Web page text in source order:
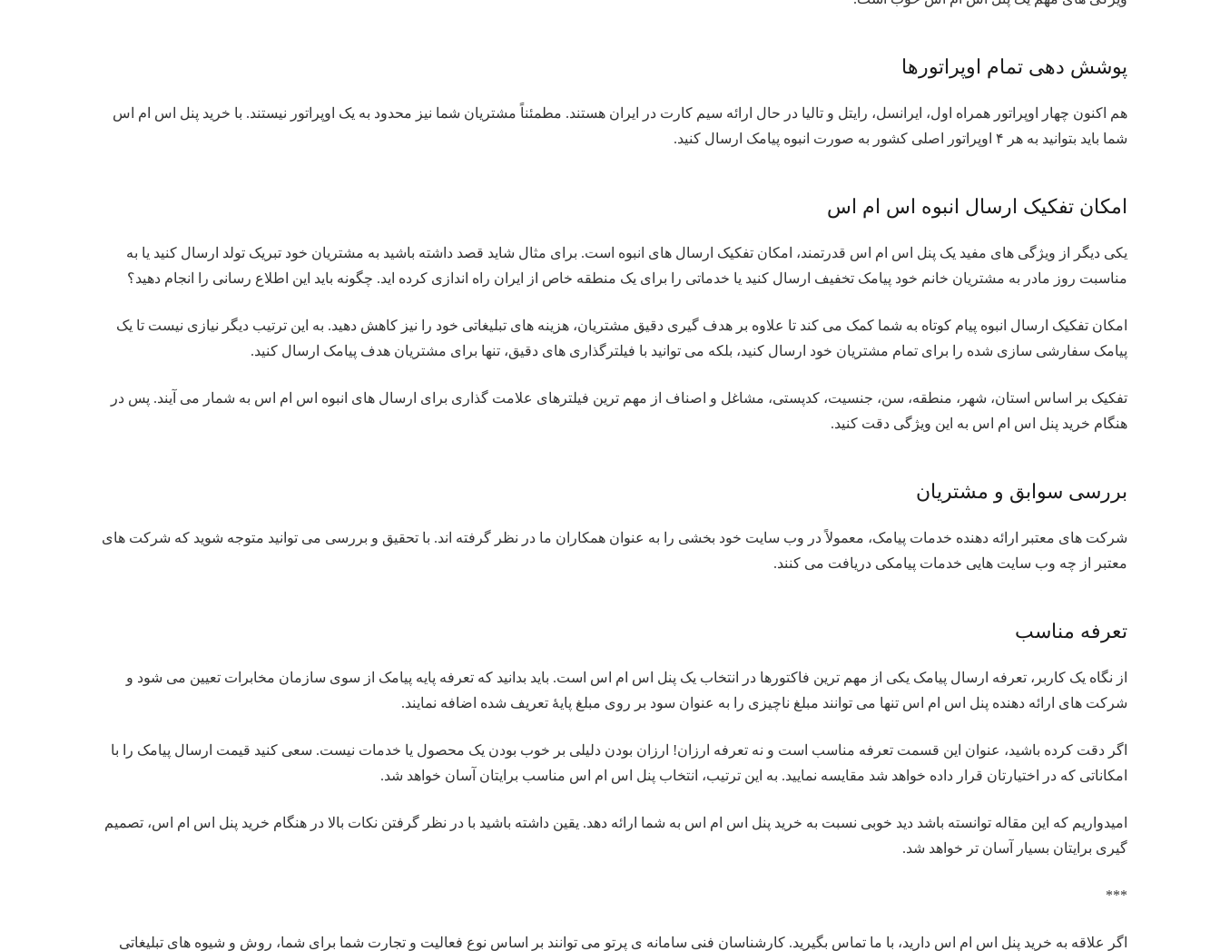
پوشش دهی تمام اوپراتورها
هم اکنون چهار اوپراتور همراه اول، ایرانسل، رایتل و تالیا در حال ارائه سیم کارت در ایران هستند. مطمئناً مشتریان شما نیز محدود به یک اوپراتور نیستند. با خرید پنل اس ام اس
شما باید بتوانید به هر ۴ اوپراتور اصلی کشور به صورت انبوه پیامک ارسال کنید.
امکان تفکیک ارسال انبوه اس ام اس
یکی دیگر از ویژگی های مفید یک پنل اس ام اس قدرتمند، امکان تفکیک ارسال های انبوه است. برای مثال شاید قصد داشته باشید به مشتریان خود تبریک تولد ارسال کنید یا به
مناسبت روز مادر به مشتریان خانم خود پیامک تخفیف ارسال کنید یا خدماتی را برای یک منطقه خاص از ایران راه اندازی کرده اید. چگونه باید این اطلاع رسانی را انجام دهید؟
امکان تفکیک ارسال انبوه پیام کوتاه به شما کمک می کند تا علاوه بر هدف گیری دقیق مشتریان، هزینه های تبلیغاتی خود را نیز کاهش دهید. به این ترتیب دیگر نیازی نیست تا یک
پیامک سفارشی سازی شده را برای تمام مشتریان خود ارسال کنید، بلکه می توانید با فیلترگذاری های دقیق، تنها برای مشتریان هدف پیامک ارسال کنید.
تفکیک بر اساس استان، شهر، منطقه، سن، جنسیت، کدپستی، مشاغل و اصناف از مهم ترین فیلترهای علامت گذاری برای ارسال های انبوه اس ام اس به شمار می آیند. پس در
هنگام خرید پنل اس ام اس به این ویژگی دقت کنید.
بررسی سوابق و مشتریان
شرکت های معتبر ارائه دهنده خدمات پیامک، معمولاً در وب سایت خود بخشی را به عنوان همکاران ما در نظر گرفته اند. با تحقیق و بررسی می توانید متوجه شوید که شرکت های
معتبر از چه وب سایت هایی خدمات پیامکی دریافت می کنند.
تعرفه مناسب
از نگاه یک کاربر، تعرفه ارسال پیامک یکی از مهم ترین فاکتورها در انتخاب یک پنل اس ام اس است. باید بدانید که تعرفه پایه پیامک از سوی سازمان مخابرات تعیین می شود و
شرکت های ارائه دهنده پنل اس ام اس تنها می توانند مبلغ ناچیزی را به عنوان سود بر روی مبلغ پایۀ تعریف شده اضافه نمایند.
اگر دقت کرده باشید، عنوان این قسمت تعرفه مناسب است و نه تعرفه ارزان! ارزان بودن دلیلی بر خوب بودن یک محصول یا خدمات نیست. سعی کنید قیمت ارسال پیامک را با
امکاناتی که در اختیارتان قرار داده خواهد شد مقایسه نمایید. به این ترتیب، انتخاب پنل اس ام اس مناسب برایتان آسان خواهد شد.
امیدواریم که این مقاله توانسته باشد دید خوبی نسبت به خرید پنل اس ام اس به شما ارائه دهد. یقین داشته باشید با در نظر گرفتن نکات بالا در هنگام خرید پنل اس ام اس، تصمیم
گیری برایتان بسیار آسان تر خواهد شد.
***
اگر علاقه به خرید پنل اس ام اس دارید، با ما تماس بگیرید. کارشناسان فنی سامانه ی پرتو می توانند بر اساس نوع فعالیت و تجارت شما برای شما، روش و شیوه های تبلیغاتی